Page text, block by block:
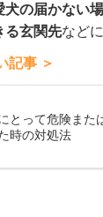
犬の届かない
る玄関先など
記事 ＞
とって危険また
時の対処法